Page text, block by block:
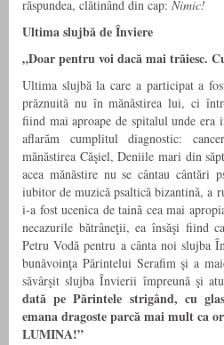
răspundea, clătinând din cap: Nimic!
Ultima slujbă de Înviere
„Doar pentru voi dacă mai trăiesc.
Ultima slujbă la care a participat a
prăznuită nu în mănăstirea lui, ci
fiind mai aproape de spitalul unde
aflarăm cumplitul diagnostic:
mănăstirea Căşiel, Deniile mari din
acea mănăstire nu se cântau cântări
iubitor de muzică psaltică bizantină, a
i-a fost ucenica de taină cea mai
necazurile bătrâneţii, ea însăşi fiind
Petru Vodă pentru a cânta noi slujba
bunăvoinţa Părintelui Serafim şi a
săvârşit slujba Învierii împreună şi
dată pe Părintele strigând, cu
emana dragoste parcă maimult ca
LUMINA!”